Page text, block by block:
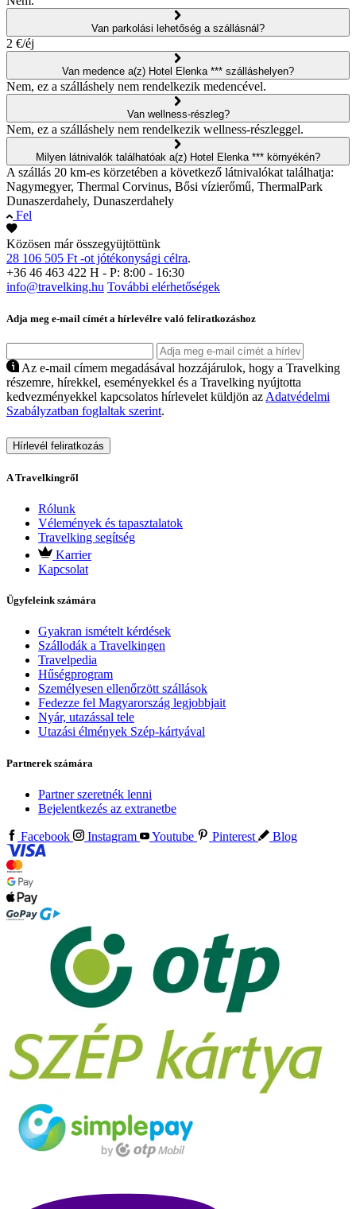
Van parkolási lehetőség a szállásnál?
2 €/éj
Van medence a(z) Hotel Elenka *** szálláshelyen?
Nem, ez a szálláshely nem rendelkezik medencével.
Van wellness-részleg?
Nem, ez a szálláshely nem rendelkezik wellness-részleggel.
Milyen látnivalók találhatóak a(z) Hotel Elenka *** környékén?
A szállás 20 km-es körzetében a következő látnivalókat találhatja:
Nagymegyer, Thermal Corvinus, Bősi vízierőmű, ThermalPark
Dunaszerdahely, Dunaszerdahely
Fel
Közösen már összegyüjtöttünk
28 106 505 Ft -ot jótékonysági célra.
+36 46 463 422 H - P: 8:00 - 16:30
info@travelking.hu További elérhetőségek
Adja meg e-mail címét a hírlevélre való feliratkozáshoz
Az e-mail címem megadásával hozzájárulok, hogy a Travelking
részemre, hírekkel, eseményekkel és a Travelking nyújtotta
kedvezményekkel kapcsolatos hírlevelet küldjön az Adatvédelmi
Szabályzatban foglaltak szerint.
Hírlevél feliratkozás
A Travelkingről
Rólunk
Vélemények és tapasztalatok
Travelking segítség
Karrier
Kapcsolat
Ügyfeleink számára
Gyakran ismételt kérdések
Szállodák a Travelkingen
Travelpedia
Hűségprogram
Személyesen ellenőrzött szállások
Fedezze fel Magyarország legjobbjait
Nyár, utazással tele
Utazási élmények Szép-kártyával
Partnerek számára
Partner szeretnék lenni
Bejelentkezés az extranetbe
Facebook Instagram Youtube Pinterest Blog